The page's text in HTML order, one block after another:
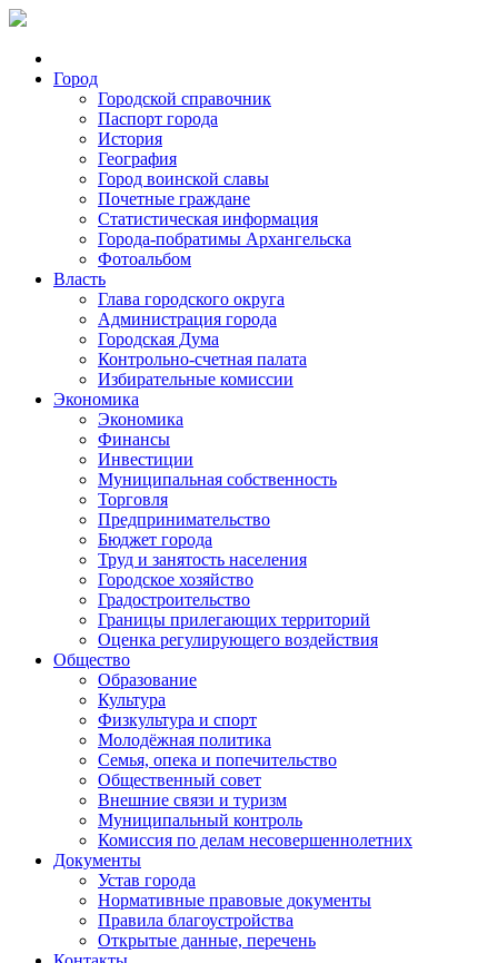
Город
Городской справочник
Паспорт города
История
География
Город воинской славы
Почетные граждане
Статистическая информация
Города-побратимы Архангельска
Фотоальбом
Власть
Глава городского округа
Администрация города
Городская Дума
Контрольно-счетная палата
Избирательные комиссии
Экономика
Экономика
Финансы
Инвестиции
Муниципальная собственность
Торговля
Предпринимательство
Бюджет города
Труд и занятость населения
Городское хозяйство
Градостроительство
Границы прилегающих территорий
Оценка регулирующего воздействия
Общество
Образование
Культура
Физкультура и спорт
Молодёжная политика
Семья, опека и попечительство
Общественный совет
Внешние связи и туризм
Муниципальный контроль
Комиссия по делам несовершеннолетних
Документы
Устав города
Нормативные правовые документы
Правила благоустройства
Открытые данные, перечень